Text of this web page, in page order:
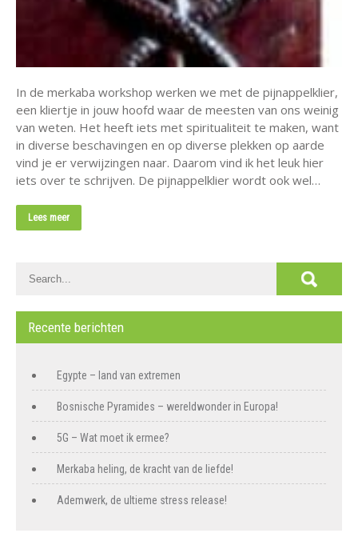
In de merkaba workshop werken we met de pijnappelklier,
een kliertje in jouw hoofd waar de meesten van ons weinig
van weten. Het heeft iets met spiritualiteit te maken, want
in diverse beschavingen en op diverse plekken op aarde
vind je er verwijzingen naar. Daarom vind ik het leuk hier
iets over te schrijven. De pijnappelklier wordt ook wel…
Lees meer
Recente berichten
Egypte – land van extremen
Bosnische Pyramides – wereldwonder in Europa!
5G – Wat moet ik ermee?
Merkaba heling, de kracht van de liefde!
Ademwerk, de ultieme stress release!